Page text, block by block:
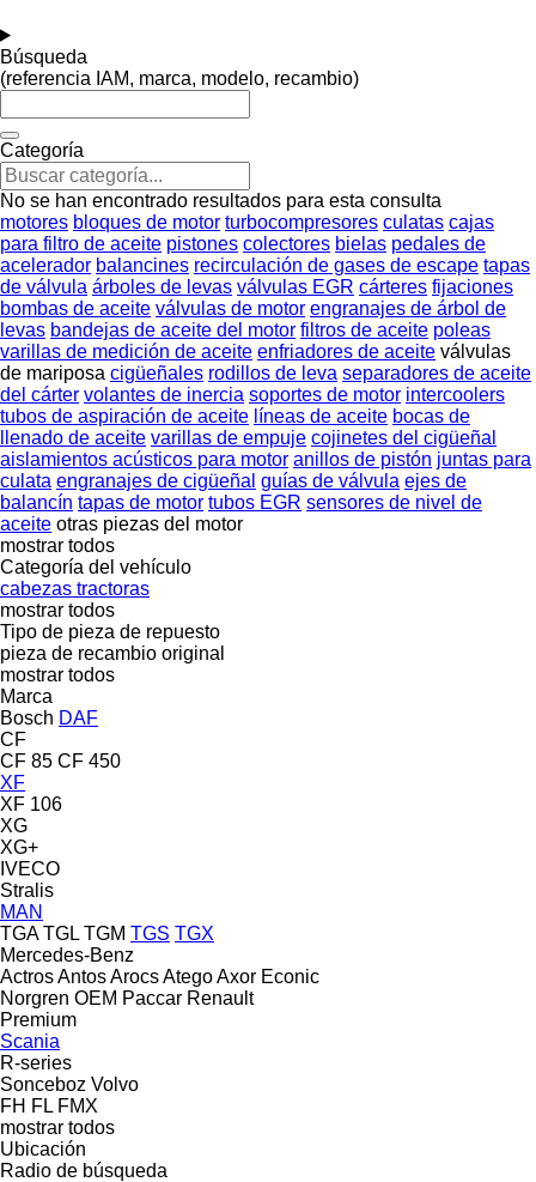
Búsqueda
(referencia IAM, marca, modelo, recambio)
Categoría
No se han encontrado resultados para esta consulta
motores bloques de motor turbocompresores culatas cajas
para filtro de aceite pistones colectores bielas pedales de
acelerador balancines recirculación de gases de escape tapas
de válvula árboles de levas válvulas EGR cárteres fijaciones
bombas de aceite válvulas de motor engranajes de árbol de
levas bandejas de aceite del motor filtros de aceite poleas
varillas de medición de aceite enfriadores de aceite válvulas
de mariposa cigüeñales rodillos de leva separadores de aceite
del cárter volantes de inercia soportes de motor intercoolers
tubos de aspiración de aceite líneas de aceite bocas de
llenado de aceite varillas de empuje cojinetes del cigüeñal
aislamientos acústicos para motor anillos de pistón juntas para
culata engranajes de cigüeñal guías de válvula ejes de
balancín tapas de motor tubos EGR sensores de nivel de
aceite otras piezas del motor
mostrar todos
Categoría del vehículo
cabezas tractoras
mostrar todos
Tipo de pieza de repuesto
pieza de recambio original
mostrar todos
Marca
Bosch DAF
CF
CF 85 CF 450
XF
XF 106
XG
XG+
IVECO
Stralis
MAN
TGA TGL TGM TGS TGX
Mercedes-Benz
ActrosAntosArocsAtegoAxor Econic
Norgren OEM Paccar Renault
Premium
Scania
R-series
Sonceboz Volvo
FH FL FMX
mostrar todos
Ubicación
Radio de búsqueda